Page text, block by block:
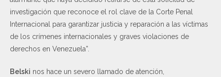
investigación que reconoce el rol clave de la Corte Penal
Internacional para garantizar justicia y reparación a las víctimas
de los crímenes internacionales y graves violaciones de
derechos en Venezuela”.
Belski nos hace un severo llamado de atención,